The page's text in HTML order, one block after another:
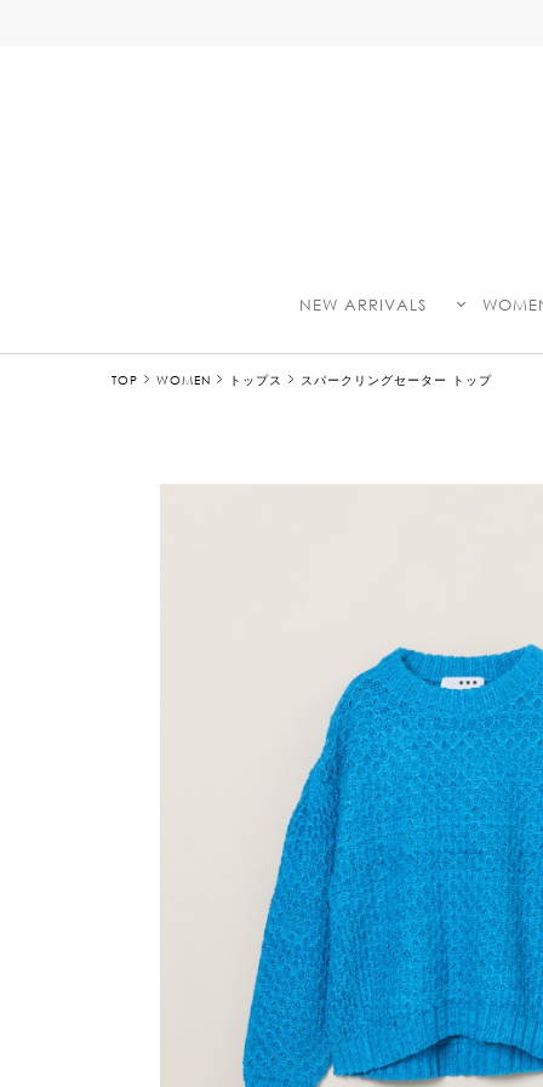
NEW ARRIVALS
TOP WOMEN トップス スパークリングセーター トップ